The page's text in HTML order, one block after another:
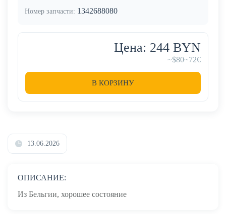
Номер запчасти: 1342688080
Цена: 244 BYN
~$80~72€
В КОРЗИНУ
13.06.2026
ОПИСАНИЕ:
Из Бельгии, хорошее состояние